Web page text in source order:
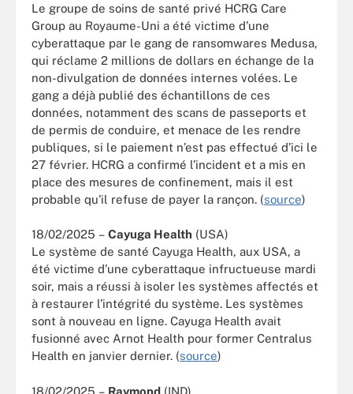
Le groupe de soins de santé privé HCRG Care
Group au Royaume-Uni a été victime d’une
cyberattaque par le gang de ransomwares Medusa,
qui réclame 2 millions de dollars en échange de la
non-divulgation de données internes volées. Le
gang a déjà publié des échantillons de ces
données, notamment des scans de passeports et
de permis de conduire, et menace de les rendre
publiques, si le paiement n’est pas effectué d’ici le
27 février. HCRG a confirmé l’incident et a mis en
place des mesures de confinement, mais il est
probable qu’il refuse de payer la rançon. (source)
18/02/2025 – Cayuga Health (USA)
Le système de santé Cayuga Health, aux USA, a
été victime d’une cyberattaque infructueuse mardi
soir, mais a réussi à isoler les systèmes affectés et
à restaurer l’intégrité du système. Les systèmes
sont à nouveau en ligne. Cayuga Health avait
fusionné avec Arnot Health pour former Centralus
Health en janvier dernier. (source)
18/02/2025 – Raymond (IND)